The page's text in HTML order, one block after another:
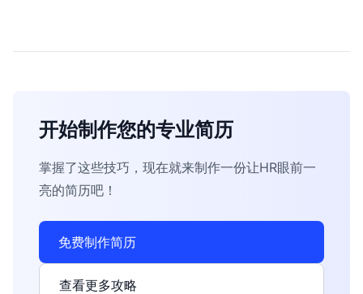
开始制作您的专业简历
掌握了这些技巧，现在就来制作一份让HR眼前一
亮的简历吧！
免费制作简历
查看更多攻略